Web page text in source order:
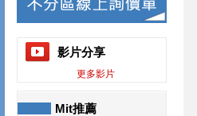
影片分享
更多影片
Mit推薦